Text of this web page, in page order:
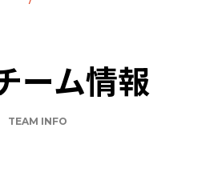
ーム情報
TEAM INFO